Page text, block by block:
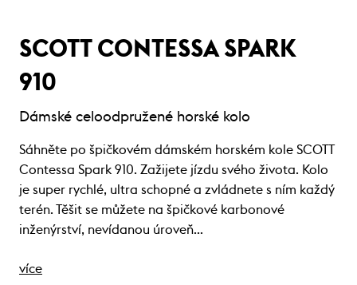
SCOTT CONTESSA SPARK
910
Dámské celoodpružené horské kolo
Sáhněte po špičkovém dámském horském kole SCOTT
Contessa Spark 910. Zažijete jízdu svého života. Kolo
je super rychlé, ultra schopné a zvládnete s ním každý
terén. Těšit se můžete na špičkové karbonové
inženýrství, nevídanou úroveň…
více